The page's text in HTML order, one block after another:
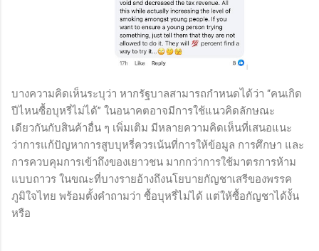
บางความคิดเห็นระบุว่า หากรัฐบาลสามารถกำหนดได้ว่า “คนเกิด
ปีไหนซื้อบุหรี่ไม่ได้” ในอนาคตอาจมีการใช้แนวคิดลักษณะ
เดียวกันกับสินค้าอื่น ๆ เพิ่มเติม มีหลายความคิดเห็นที่เสนอแนะ
ว่าการแก้ปัญหาการสูบบุหรี่ควรเน้นที่การให้ข้อมูล การศึกษา และ
การควบคุมการเข้าถึงของเยาวชน มากกว่าการใช้มาตรการห้าม
แบบถาวร ในขณะที่บางรายอ้างถึงนโยบายกัญชาเสรีของพรรค
ภูมิใจไทย พร้อมตั้งคำถามว่า ซื้อบุหรี่ไม่ได้ แต่ให้ซื้อกัญชาได้งั้น
หรือ